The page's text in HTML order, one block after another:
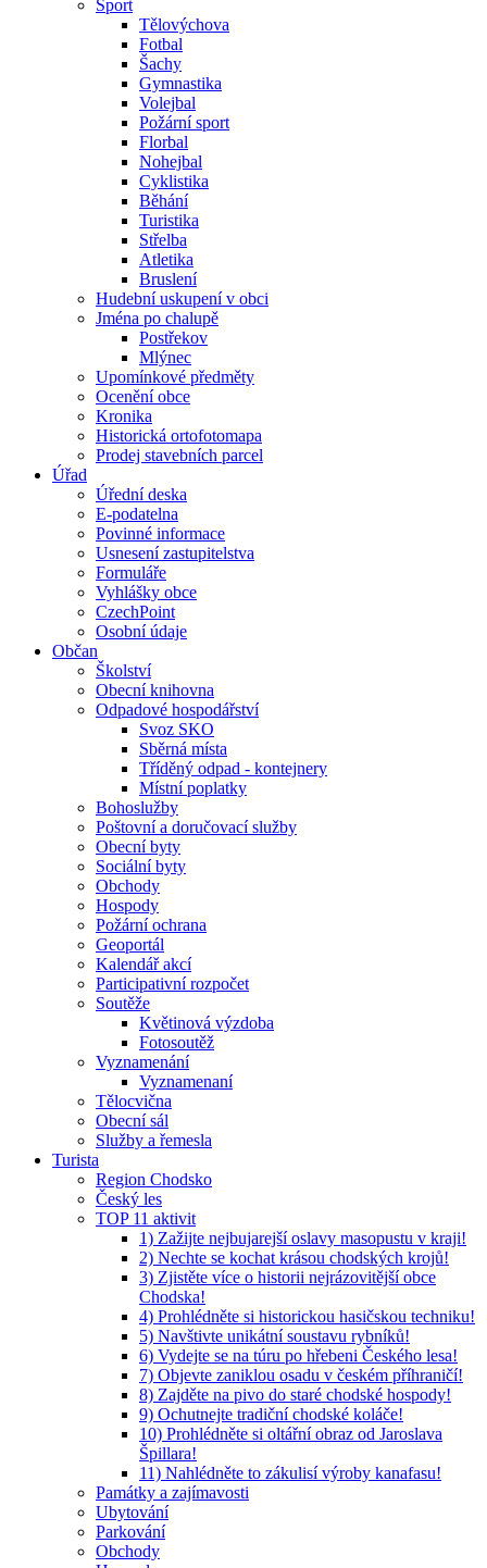
Sport
Tělovýchova
Fotbal
Šachy
Gymnastika
Volejbal
Požární sport
Florbal
Nohejbal
Cyklistika
Běhání
Turistika
Střelba
Atletika
Bruslení
Hudební uskupení v obci
Jména po chalupě
Postřekov
Mlýnec
Upomínkové předměty
Ocenění obce
Kronika
Historická ortofotomapa
Prodej stavebních parcel
Úřad
Úřední deska
E-podatelna
Povinné informace
Usnesení zastupitelstva
Formuláře
Vyhlášky obce
CzechPoint
Osobní údaje
Občan
Školství
Obecní knihovna
Odpadové hospodářství
Svoz SKO
Sběrná místa
Tříděný odpad - kontejnery
Místní poplatky
Bohoslužby
Poštovní a doručovací služby
Obecní byty
Sociální byty
Obchody
Hospody
Požární ochrana
Geoportál
Kalendář akcí
Participativní rozpočet
Soutěže
Květinová výzdoba
Fotosoutěž
Vyznamenání
Vyznamenaní
Tělocvična
Obecní sál
Služby a řemesla
Turista
Region Chodsko
Český les
TOP 11 aktivit
1) Zažijte nejbujarejší oslavy masopustu v kraji!
2) Nechte se kochat krásou chodských krojů!
3) Zjistěte více o historii nejrázovitější obce
Chodska!
4) Prohlédněte si historickou hasičskou techniku!
5) Navštivte unikátní soustavu rybníků!
6) Vydejte se na túru po hřebeni Českého lesa!
7) Objevte zaniklou osadu v českém příhraničí!
8) Zajděte na pivo do staré chodské hospody!
9) Ochutnejte tradiční chodské koláče!
10) Prohlédněte si oltářní obraz od Jaroslava
Špillara!
11) Nahlédněte to zákulisí výroby kanafasu!
Památky a zajímavosti
Ubytování
Parkování
Obchody